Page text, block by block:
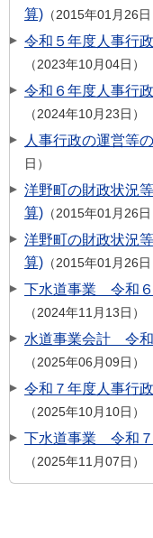
算)
2015年01月26日
令和５年度人事行
2023年10月04日
令和６年度人事行
2024年10月23日
人事行政の運営等
日
洋野町の財政状況
算)
2015年01月26日
洋野町の財政状況
算)
2015年01月26日
下水道事業 令和６
2024年11月13日
水道事業会計 令和
2025年06月09日
令和７年度人事行
2025年10月10日
下水道事業 令和７
2025年11月07日